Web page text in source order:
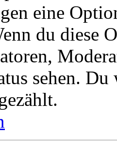
eine
du diese
sehen.